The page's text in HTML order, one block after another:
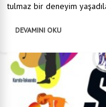
tulmaz bir deneyim
DEVAMINI OKU